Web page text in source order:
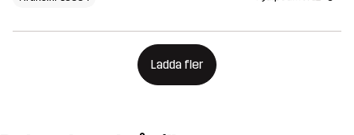
Ladda fler